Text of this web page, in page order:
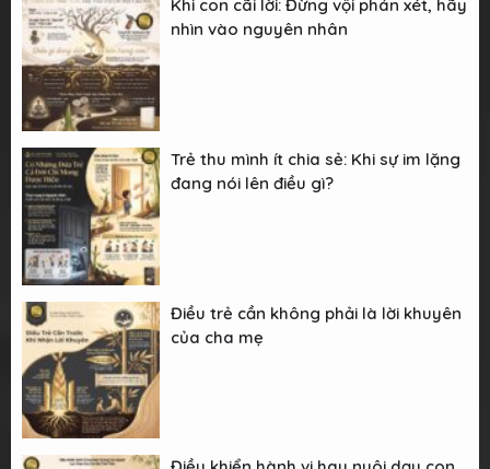
Khi con cãi lời: Đừng vội phán xét, hãy
nhìn vào nguyên nhân
Trẻ thu mình ít chia sẻ: Khi sự im lặng
đang nói lên điều gì?
Điều trẻ cần không phải là lời khuyên
của cha mẹ